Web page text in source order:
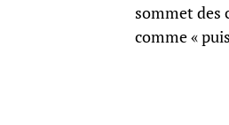
sommet des
comme «